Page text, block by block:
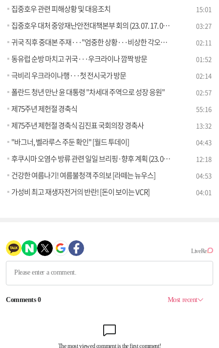
집중호우 관련 피해상황 및 대응조치 15:01
집중호우 대처 중앙재난안전대책본부 회의 (23. 07. 17. 09시) 03:27
귀국 직후 중대본 주재···"엄중한 상황···비상한 각오로 임해야" 02:11
동유럽 순방 마치고 귀국···우크라이나 깜짝 방문 01:52
극비리 우크라이나행···첫 전시국가 방문 02:14
폴란드 청년 만난 윤 대통령 "차세대 주역으로 성장 응원" 02:57
제75주년 제헌절 경축식 55:16
제75주년 제헌절 경축식 김진표 국회의장 경축사 13:32
"바그너, 벨라루스 주둔 확인" [월드 투데이] 04:43
후쿠시마 오염수 방류 관련 일일 브리핑·향후 계획 (23. 07. 17. 11시) 12:18
건강한 여름나기! 여름불청객 주의보 [라떼는 뉴우스] 04:53
가성비 최고 재생자전거의 반란! [돈이 보이는 VCR] 04:01